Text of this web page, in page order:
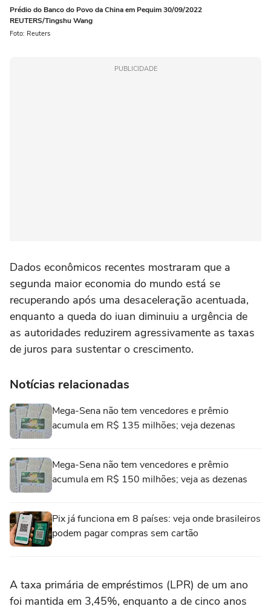
Prédio do Banco do Povo da China em Pequim 30/09/2022
REUTERS/Tingshu Wang
Foto: Reuters
PUBLICIDADE
Dados econômicos recentes mostraram que a
segunda maior economia do mundo está se
recuperando após uma desaceleração acentuada,
enquanto a queda do iuan diminuiu a urgência de
as autoridades reduzirem agressivamente as taxas
de juros para sustentar o crescimento.
Notícias relacionadas
Mega-Sena não tem vencedores e prêmio
acumula em R$ 135 milhões; veja dezenas
Mega-Sena não tem vencedores e prêmio
acumula em R$ 150 milhões; veja as dezenas
Pix já funciona em 8 países: veja onde brasileiros
podem pagar compras sem cartão
A taxa primária de empréstimos (LPR) de um ano
foi mantida em 3,45%, enquanto a de cinco anos